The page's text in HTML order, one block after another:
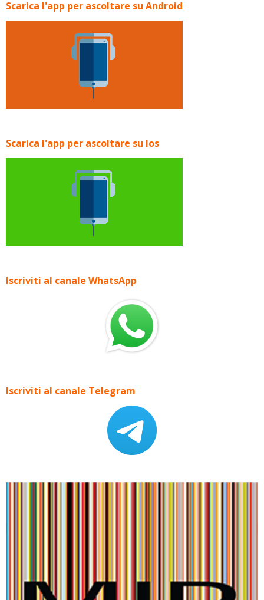
Scarica l'app per ascoltare su Android
Scarica l'app per ascoltare su Ios
Iscriviti al canale WhatsApp
Iscriviti al canale Telegram